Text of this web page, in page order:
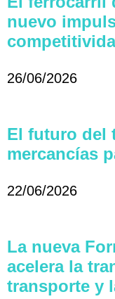
nuevo
26/06/2026
El futuro del
mercancías
22/06/2026
La nueva
acelera la
transporte y